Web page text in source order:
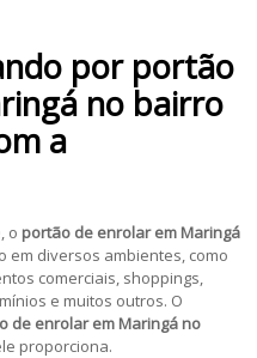
por portão
no bairro
a
o portão de enrolar em Maringá
em diversos ambientes, como
comerciais, shoppings,
e muitos outros. O
de enrolar em Maringá no
proporciona.